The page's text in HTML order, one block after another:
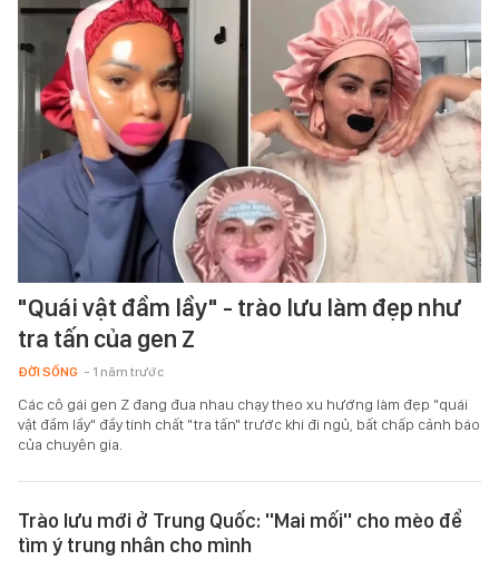
"Quái vật đầm lầy" - trào lưu làm đẹp như
tra tấn của gen Z
ĐỜI SỐNG - 1 năm trước
Các cô gái gen Z đang đua nhau chạy theo xu hướng làm đẹp "quái
vật đầm lầy" đầy tính chất "tra tấn" trước khi đi ngủ, bất chấp cảnh báo
của chuyên gia.
Trào lưu mới ở Trung Quốc: ''Mai mối'' cho mèo để
tìm ý trung nhân cho mình